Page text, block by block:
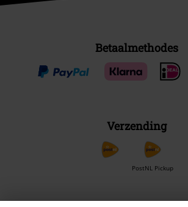
Betaalmethodes
Verzending
PostNL Pickup